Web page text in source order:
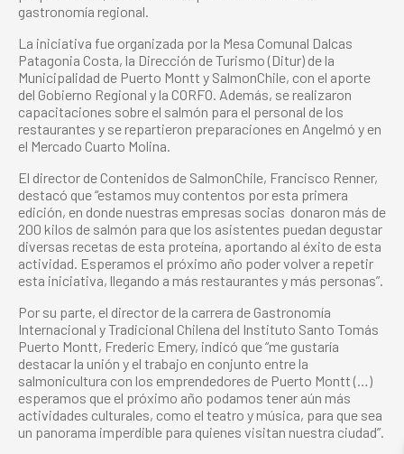
gastronomía regional.
La iniciativa fue organizada por la Mesa Comunal Dalcas
Patagonia Costa, la Dirección de Turismo (Ditur) de la
Municipalidad de Puerto Montt y SalmonChile, con el aporte
del Gobierno Regional y la CORFO. Además, se realizaron
capacitaciones sobre el salmón para el personal de los
restaurantes y se repartieron preparaciones en Angelmó y en
el Mercado Cuarto Molina.
El director de Contenidos de SalmonChile, Francisco Renner,
destacó que “estamos muy contentos por esta primera
edición, en donde nuestras empresas socias donaron más de
200 kilos de salmón para que los asistentes puedan degustar
diversas recetas de esta proteína, aportando al éxito de esta
actividad. Esperamos el próximo año poder volver a repetir
esta iniciativa, llegando a más restaurantes y más personas”.
Por su parte, el director de la carrera de Gastronomía
Internacional y Tradicional Chilena del Instituto Santo Tomás
Puerto Montt, Frederic Emery, indicó que “me gustaría
destacar la unión y el trabajo en conjunto entre la
salmonicultura con los emprendedores de Puerto Montt (…)
esperamos que el próximo año podamos tener aún más
actividades culturales, como el teatro y música, para que sea
un panorama imperdible para quienes visitan nuestra ciudad”.